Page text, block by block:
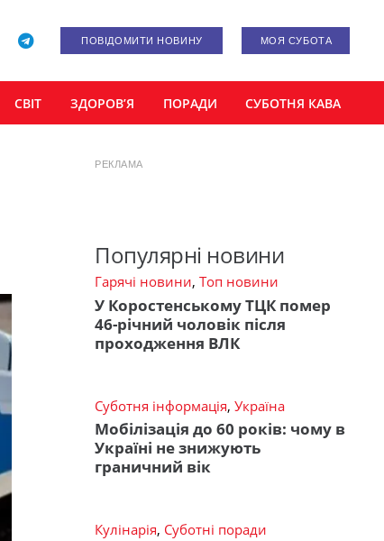
ПОВІДОМИТИ НОВИНУ МОЯ СУБОТА
СВІТ ЗДОРОВ’Я ПОРАДИ СУБОТНЯ КАВА
РЕКЛАМА
Популярні новини
Гарячі новини, Топ новини
У Коростенському ТЦК помер
46-річний чоловік після
проходження ВЛК
Суботня інформація, Україна
Мобілізація до 60 років: чому в
Україні не знижують
граничний вік
Кулінарія, Суботні поради